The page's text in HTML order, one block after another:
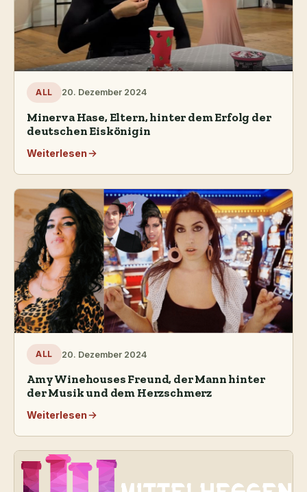
ALL 20. Dezember 2024
Minerva Hase, Eltern, hinter dem Erfolg der
deutschen Eiskönigin
Weiterlesen
ALL 20. Dezember 2024
Amy Winehouses Freund, der Mann hinter
der Musik und dem Herzschmerz
Weiterlesen